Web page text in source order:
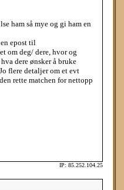
ham så mye og gi ham en
epost til
om deg/ dere, hvor og
dere ønsker å bruke
flere detaljer om et evt
rette matchen for nettopp
IP: 85.252.104.25